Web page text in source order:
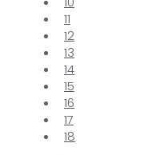
11
12
13
14
15
16
17
18